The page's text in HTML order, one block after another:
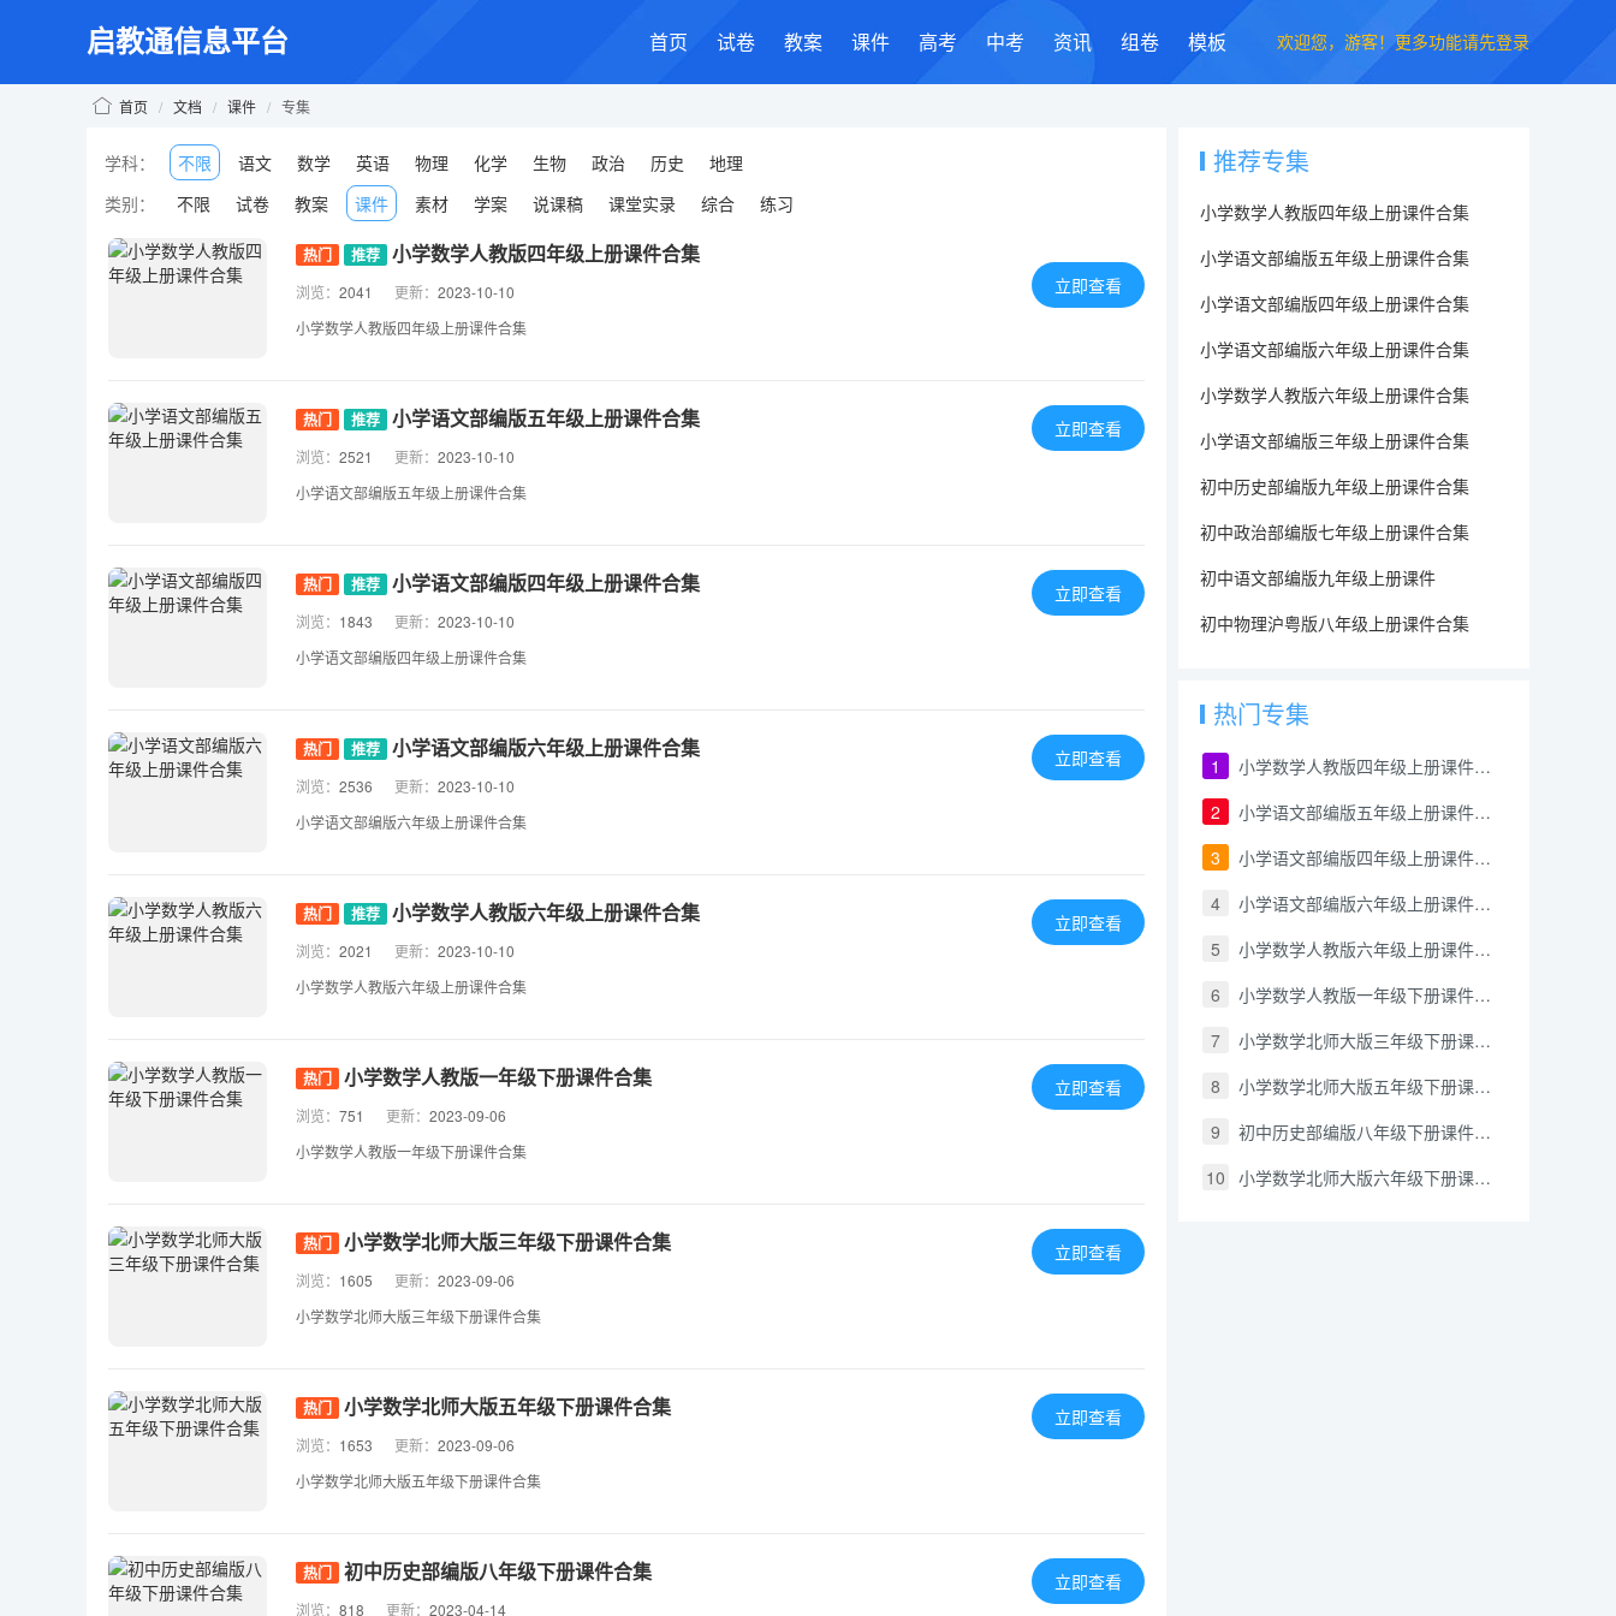
启教通信息平台 欢迎您，游客！更多功能请先登录
首页 试卷 教案 课件 高考 中考 资讯 组卷 模板
首页 / 文档 / 课件 / 专集
学科： 不限 语文 数学 英语 物理 化学 生物 政治 历史
地理
类别：
不限 试卷 教案 课件 素材 学案 说课稿 课堂实录 综合 练习
热门 推荐 小学数学人教版四年级上册课件合集
浏览： 2041 更新： 2023-10-10
小学数学人教版四年级上册课件合集
立即查看
热门 推荐 小学语文部编版五年级上册课件合集
浏览： 2521 更新： 2023-10-10
小学语文部编版五年级上册课件合集
立即查看
热门 推荐 小学语文部编版四年级上册课件合集
浏览： 1843 更新： 2023-10-10
小学语文部编版四年级上册课件合集
立即查看
热门 推荐 小学语文部编版六年级上册课件合集
浏览： 2536 更新： 2023-10-10
小学语文部编版六年级上册课件合集
立即查看
热门 推荐 小学数学人教版六年级上册课件合集
浏览： 2021 更新： 2023-10-10
小学数学人教版六年级上册课件合集
立即查看
热门 小学数学人教版一年级下册课件合集
浏览： 751 更新： 2023-09-06
小学数学人教版一年级下册课件合集
立即查看
热门 小学数学北师大版三年级下册课件合集
浏览： 1605 更新： 2023-09-06
小学数学北师大版三年级下册课件合集
立即查看
热门 小学数学北师大版五年级下册课件合集
浏览： 1653 更新： 2023-09-06
小学数学北师大版五年级下册课件合集
立即查看
热门 初中历史部编版八年级下册课件合集
浏览： 818 更新： 2023-04-14
立即查看
推荐专集
小学数学人教版四年级上册课件合集
小学语文部编版五年级上册课件合集
小学语文部编版四年级上册课件合集
小学语文部编版六年级上册课件合集
小学数学人教版六年级上册课件合集
小学语文部编版三年级上册课件合集
初中历史部编版九年级上册课件合集
初中政治部编版七年级上册课件合集
初中语文部编版九年级上册课件
初中物理沪粤版八年级上册课件合集
热门专集
1
小学数学人教版四年级上册课件合集
2
小学语文部编版五年级上册课件合集
3
小学语文部编版四年级上册课件合集
4
小学语文部编版六年级上册课件合集
5
小学数学人教版六年级上册课件合集
6
小学数学人教版一年级下册课件合集
7
小学数学北师大版三年级下册课件合集
8
小学数学北师大版五年级下册课件合集
9
初中历史部编版八年级下册课件合集
10
小学数学北师大版六年级下册课件合集